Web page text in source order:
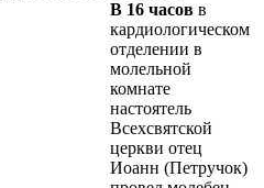
В 16 часов в
кардиологическом
отделении в
молельной
комнате
настоятель
Всехсвятской
церкви отец
Иоанн (Петручок)